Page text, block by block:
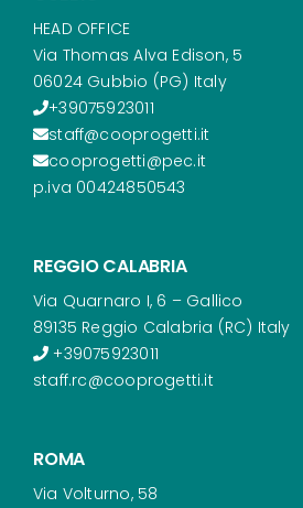
HEAD OFFICE
Via Thomas Alva Edison, 5
06024 Gubbio (PG) Italy
+39075923011
staff@cooprogetti.it
cooprogetti@pec.it
p.iva 00424850543
REGGIO CALABRIA
Via Quarnaro I, 6 – Gallico
89135 Reggio Calabria (RC) Italy
+39075923011
staff.rc@cooprogetti.it
ROMA
Via Volturno, 58